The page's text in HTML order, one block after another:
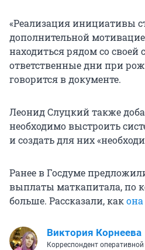
«Реализация инициативы
дополнительной
находиться рядом со своей
ответственные дни при
говорится в документе.
Леонид Слуцкий также
необходимо выстроить
и создать для них
Ранее в Госдуме
выплаты маткапитала, по
больше. Рассказали, какона
Виктория Корнеева
Корреспондент